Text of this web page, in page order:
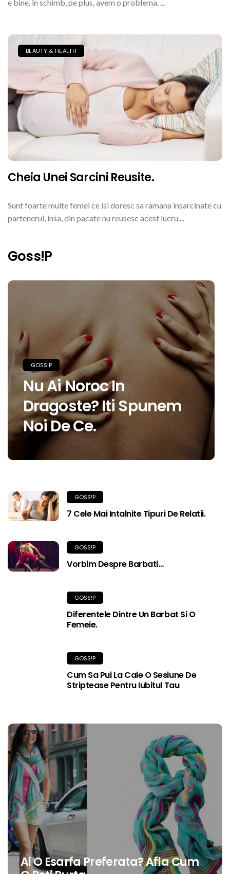
e bine, in schimb, pe plus, avem o problema. ...
BEAUTY & HEALTH
Cheia Unei Sarcini Reusite.
Sunt foarte multe femei ce isi doresc sa ramana insarcinate cu
partenerul, insa, din pacate nu reusesc acest lucru....
Goss!p
GOSS!P
Nu Ai Noroc In
Dragoste? Iti Spunem
Noi De Ce.
GOSS!P
7 Cele Mai Intalnite Tipuri De Relatii.
GOSS!P
Vorbim Despre Barbati…
GOSS!P
Diferentele Dintre Un Barbat Si O
Femeie.
GOSS!P
Cum Sa Pui La Cale O Sesiune De
Striptease Pentru Iubitul Tau
Ai O Esarfa Preferata? Afla Cum